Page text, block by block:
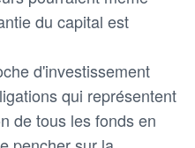
du capital est
d'investissement
qui représentent
de tous les fonds en